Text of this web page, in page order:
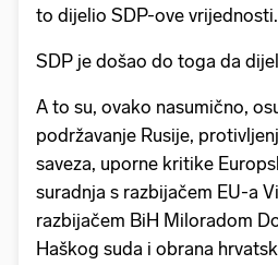
to dijelio SDP-ove vrijednosti.
SDP je došao do toga da
A to su, ovako nasumično,
podržavanje Rusije,
saveza, uporne kritike
suradnja s razbijačem EU-a
razbijačem BiH Miloradom
Haškog suda i obrana